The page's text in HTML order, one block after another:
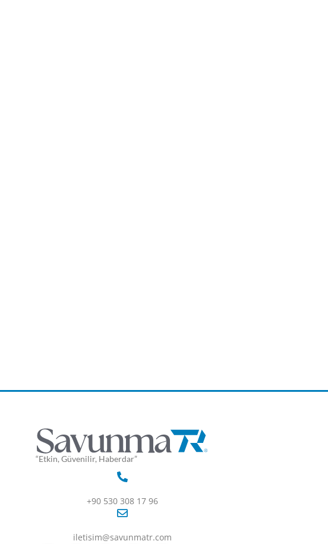
“Etkin, Güvenilir, Haberdar”
+90 530 308 17 96
iletisim@savunmatr.com